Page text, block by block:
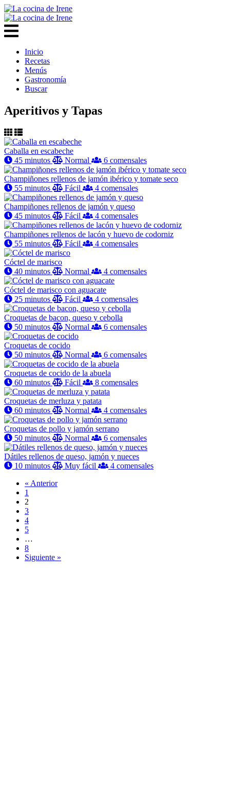
Inicio
Recetas
Menús
Gastronomía
Buscar
Aperitivos y Tapas
Caballa en escabeche
45 minutos
Normal 6 comensales
Champiñones rellenos de jamón ibérico y tomate seco
55 minutos
Fácil 4 comensales
Champiñones rellenos de jamón y queso
45 minutos
Fácil 4 comensales
Champiñones rellenos de lacón y huevo de codorniz
55 minutos
Fácil 4 comensales
Cóctel de marisco
40 minutos
Normal 4 comensales
Cóctel de marisco con aguacate
25 minutos
Fácil 4 comensales
Croquetas de bacon, queso y cebolla
50 minutos
Normal 6 comensales
Croquetas de cocido
50 minutos
Normal 6 comensales
Croquetas de cocido de la abuela
60 minutos
Fácil 8 comensales
Croquetas de merluza y patata
60 minutos
Normal 4 comensales
Croquetas de pollo y jamón serrano
50 minutos
Normal 6 comensales
Dátiles rellenos de queso, jamón y nueces
10 minutos
Muy fácil
4 comensales
« Anterior
1
2
3
4
5
…
8
Siguiente »